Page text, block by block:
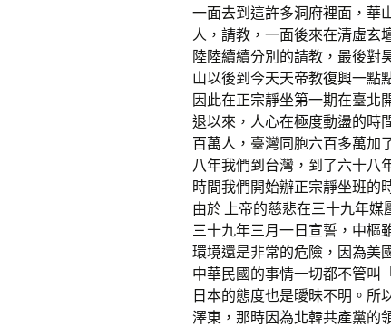
一面去到這許多洞府裡面，華
人，請教，一面後來在清虛玄
陸陸續續分別的請教，最後對
山以後到今天天帝教復興一點
因此在正宗靜坐第一期在臺北
退以來，人心在極度動盪的時
百萬人，臺灣同胞六百多萬加
八年我們到台灣，到了六十八
時間我們開始辦正宗靜坐班的
由於 上帝的慈悲在三十九年
三十九年三月一日宣誓，中樞
環境還是非常的危險，因為美
中華民國的事情一切都不管叫
日本的態度也是曖昧不明。所
澤東，那時因為北韓共產黨的